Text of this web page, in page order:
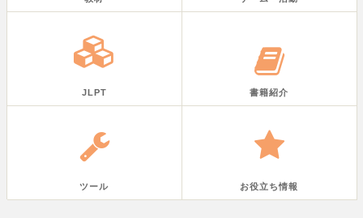
JLPT 書籍紹介
ツール お役立ち情報